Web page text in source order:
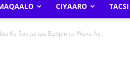
CIYAARO TACSI
Ka Soo Jartaa Balqanka, Waxa Ay...